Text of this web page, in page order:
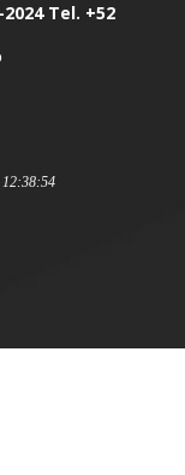
Tel. +52
12:38:54